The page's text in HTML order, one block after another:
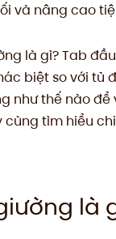
và nâng cao
là gì? Tab
biệt so với tủ
như thế nào để
cùng tìm hiểu
là